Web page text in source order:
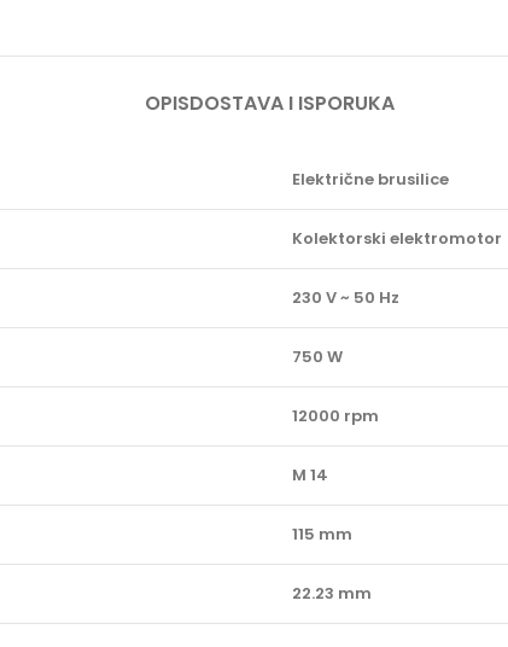
OPISDOSTAVA I ISPORUKA
Električne brusilice
Kolektorski elektromotor
230 V ~ 50 Hz
750 W
12000 rpm
M 14
115 mm
22.23 mm